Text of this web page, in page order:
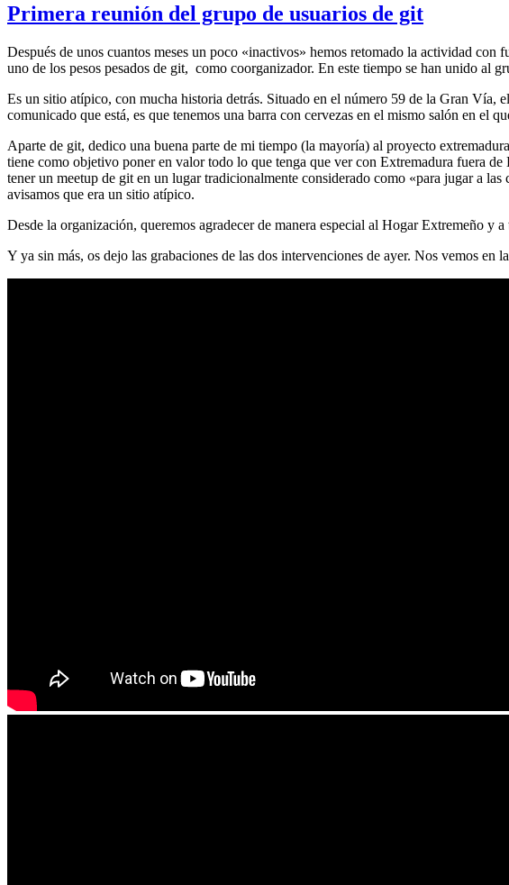
Primera reunión del grupo de usuarios de git
Después de unos cuantos meses un poco «inactivos» hemos retomado la actividad con
uno de los pesos pesados de git, como coorganizador. En este tiempo se han unido al
Es un sitio atípico, con mucha historia detrás. Situado en el número 59 de la Gran
comunicado que está, es que tenemos una barra con cervezas en el mismo salón en el
Aparte de git, dedico una buena parte de mi tiempo (la mayoría) al proyecto
tiene como objetivo poner en valor todo lo que tenga que ver con Extremadura fuera
tener un meetup de git en un lugar tradicionalmente considerado como «para jugar a
avisamos que era un sitio atípico.
Desde la organización, queremos agradecer de manera especial al Hogar Extremeño y
Y ya sin más, os dejo las grabaciones de las dos intervenciones de ayer. Nos vemos en